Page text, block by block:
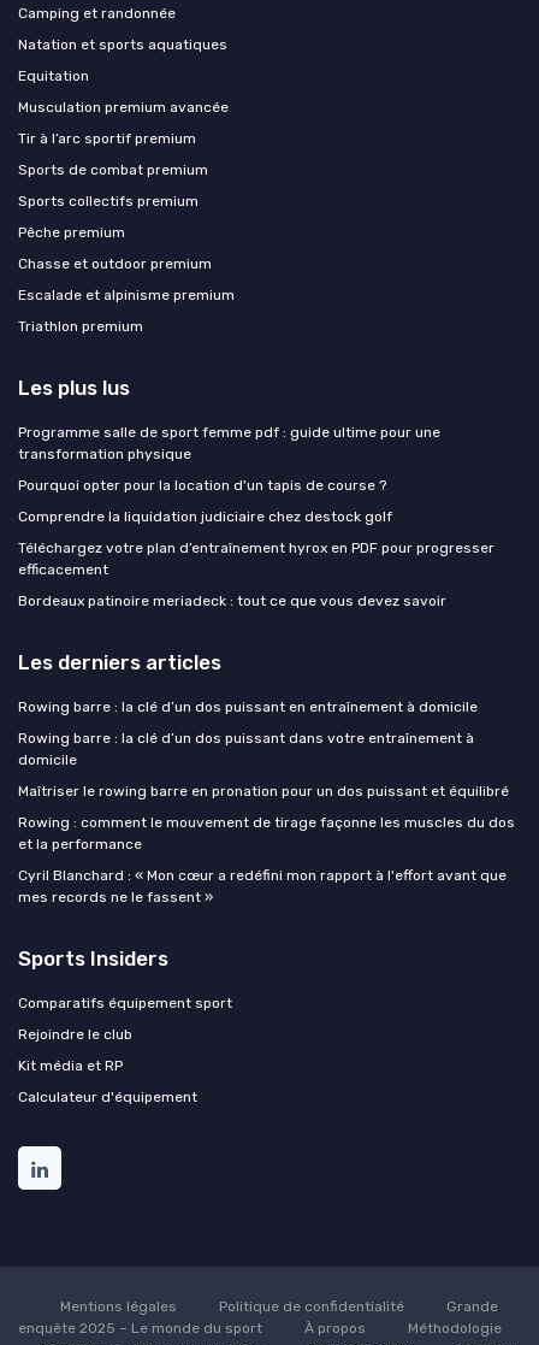
Camping et randonnée
Natation et sports aquatiques
Equitation
Musculation premium avancée
Tir à l’arc sportif premium
Sports de combat premium
Sports collectifs premium
Pêche premium
Chasse et outdoor premium
Escalade et alpinisme premium
Triathlon premium
Les plus lus
Programme salle de sport femme pdf : guide ultime pour une
transformation physique
Pourquoi opter pour la location d'un tapis de course ?
Comprendre la liquidation judiciaire chez destock golf
Téléchargez votre plan d’entraînement hyrox en PDF pour progresser
efficacement
Bordeaux patinoire meriadeck : tout ce que vous devez savoir
Les derniers articles
Rowing barre : la clé d’un dos puissant en entraînement à domicile
Rowing barre : la clé d’un dos puissant dans votre entraînement à
domicile
Maîtriser le rowing barre en pronation pour un dos puissant et équilibré
Rowing : comment le mouvement de tirage façonne les muscles du dos
et la performance
Cyril Blanchard : « Mon cœur a redéfini mon rapport à l'effort avant que
mes records ne le fassent »
Sports Insiders
Comparatifs équipement sport
Rejoindre le club
Kit média et RP
Calculateur d'équipement
Mentions légales Politique de confidentialité
Grande
enquête 2025 – Le monde du sport
À propos
Méthodologie